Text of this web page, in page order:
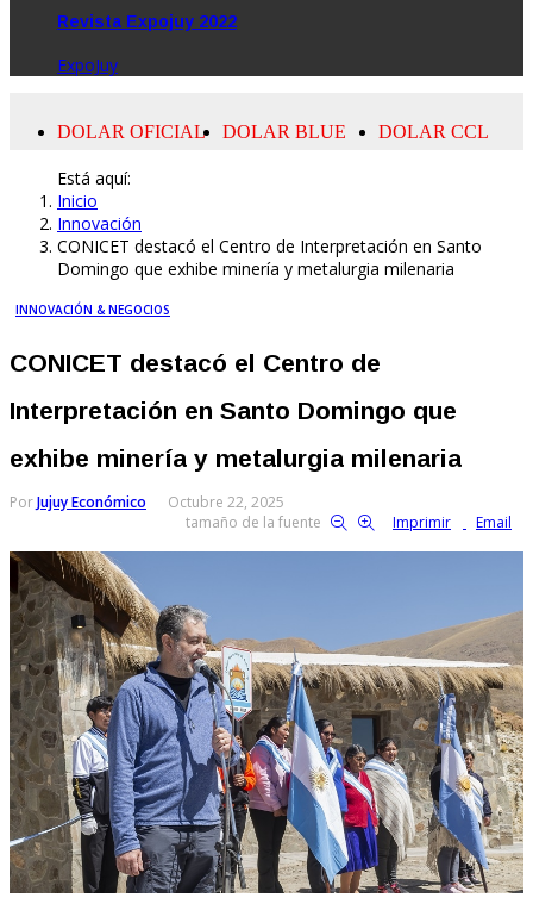
Revista Expojuy 2022
ExpoJuy
Está aquí:
Inicio
Innovación
CONICET destacó el Centro de Interpretación en Santo
Domingo que exhibe minería y metalurgia milenaria
INNOVACIÓN & NEGOCIOS
CONICET destacó el Centro de
Interpretación en Santo Domingo que
exhibe minería y metalurgia milenaria
PorJujuy Económico
Octubre 22, 2025
tamaño de la fuente
Imprimir Email